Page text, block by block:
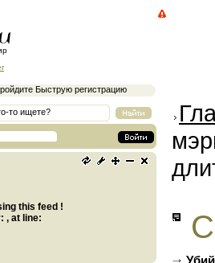
Быструю регистрацию
this feed !
, at line: